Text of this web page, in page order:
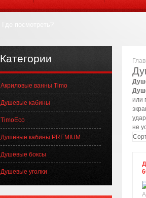
или
не
Категории
Акриловые ванны Timo
Душевые кабины
TimoEco
Душевые кабины PREMIUM
Душевые боксы
Душевые уголки